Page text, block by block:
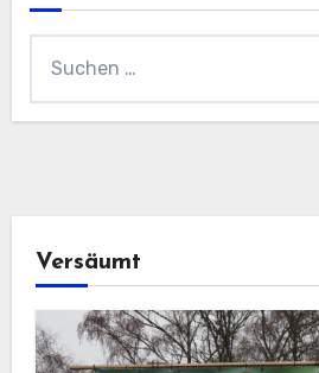
nach:
Versäumt